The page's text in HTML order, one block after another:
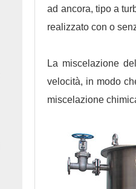
ad ancora, tipo a
realizzato con o
La miscelazione
velocità, in modo
miscelazione